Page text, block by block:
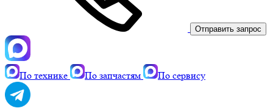
Отправить запрос
По технике По запчастям По сервису